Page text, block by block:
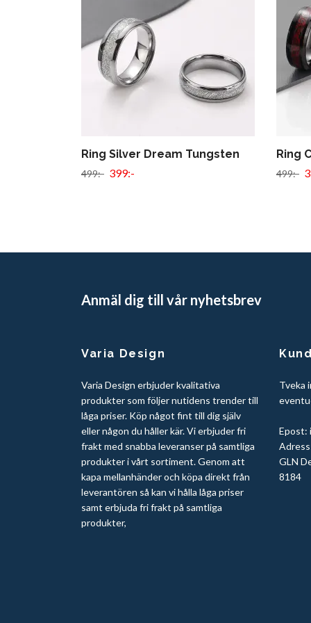
Ring Silver Dream Tungsten
499:- 399:-
Ring
499:-
Anmäl dig till vår nyhetsbrev
Varia Design
Varia Design erbjuder kvalitativa
produkter som följer nutidens trender till
låga priser. Köp något fint till dig själv
eller någon du håller kär. Vi erbjuder fri
frakt med snabba leveranser på samtliga
produkter i vårt sortiment. Genom att
kapa mellanhänder och köpa direkt från
leverantören så kan vi hålla låga priser
samt erbjuda fri frakt på samtliga
produkter,
Tveka
Epost:
GLN
8184